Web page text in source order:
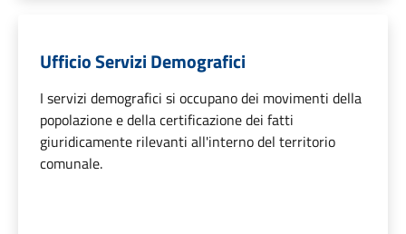
Ufficio Servizi Demografici
I servizi demografici si occupano dei movimenti della
popolazione e della certificazione dei fatti
giuridicamente rilevanti all'interno del territorio
comunale.